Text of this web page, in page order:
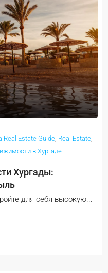
Real Estate Guide, Real Estate,
в Хургаде
Хургады:
для себя высокую...